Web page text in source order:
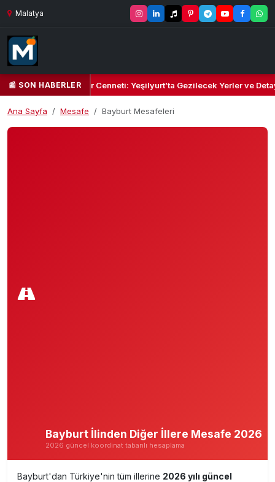
Malatya
📰 SON HABERLER
Yeşil Kalbi ve Kültür Cenneti: Yeşilyurt’ta Gezilecek Yerler ve
Ana Sayfa Mesafe Bayburt Mesafeleri
Bayburt İlinden Diğer İllere Mesafe 2026
2026 güncel koordinat tabanlı hesaplama
Bayburt'dan Türkiye'nin tüm illerine 2026 yılı güncel